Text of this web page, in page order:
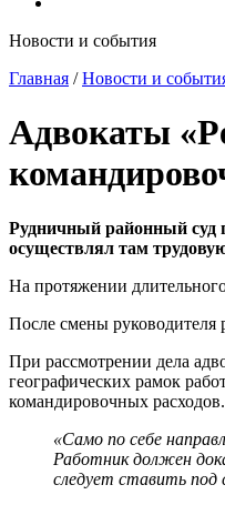
Новости и события
Главная /Новости и
Адвокаты
Рудничный районный суд
осуществлял там
На протяжении
После смены руководителя
При рассмотрении дела
географических рамок
командировочных расходов.
«Само по себе
Работник должен
следует ставить под